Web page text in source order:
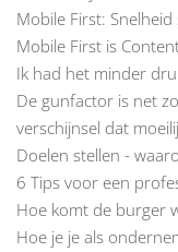
Mobile First:
Mobile First is
Ik had het minder
De gunfactor is net
verschijnsel dat
Doelen stellen -
6 Tips voor een
Hoe komt de burger
Hoe je je als